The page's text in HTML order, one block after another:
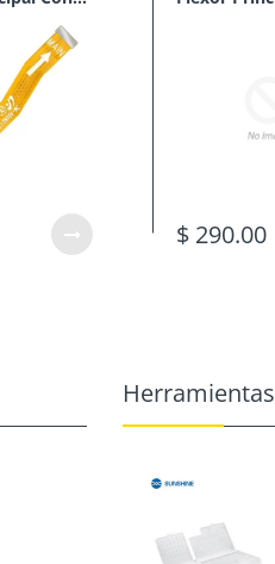
$ 290.00
Herramientas